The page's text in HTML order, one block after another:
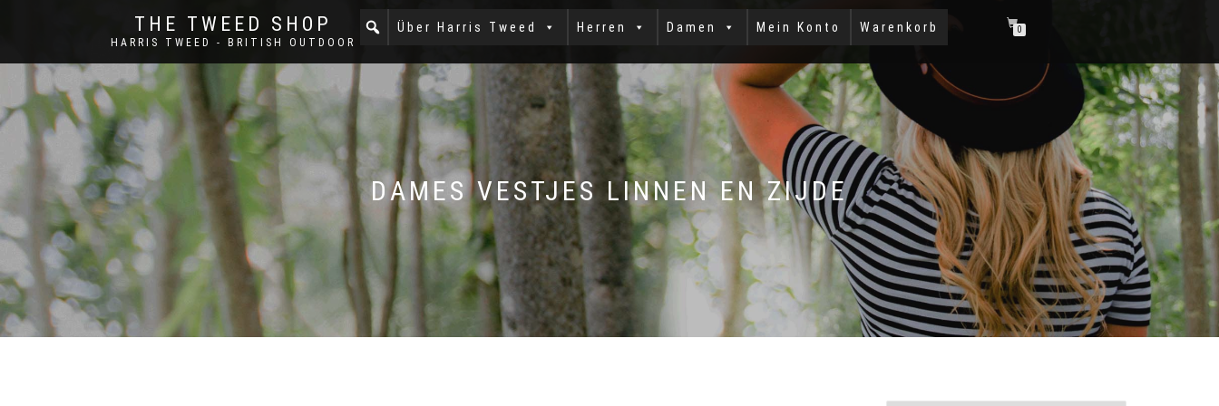
THE TWEED SHOP
HARRIS TWEED - BRITISH OUTDOOR
Über Harris Tweed Herren Damen Mein Konto Warenkorb 0
DAMES VESTJES LINNEN EN ZIJDE